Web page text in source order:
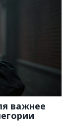
важнее